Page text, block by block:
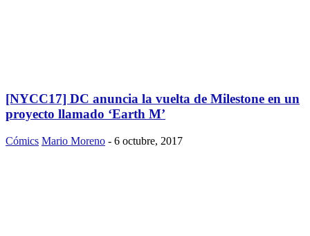
[NYCC17] DC anuncia la vuelta de Milestone en un
proyecto llamado ‘Earth M’
Cómics Mario Moreno - 6 octubre, 2017